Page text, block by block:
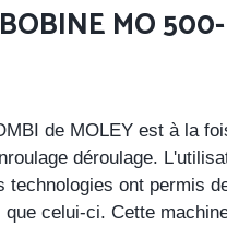
MO 500-
de MOLEY est à la
déroulage.
technologies ont permis
celui-ci. Cette